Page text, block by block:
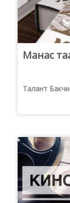
Манас
Талант